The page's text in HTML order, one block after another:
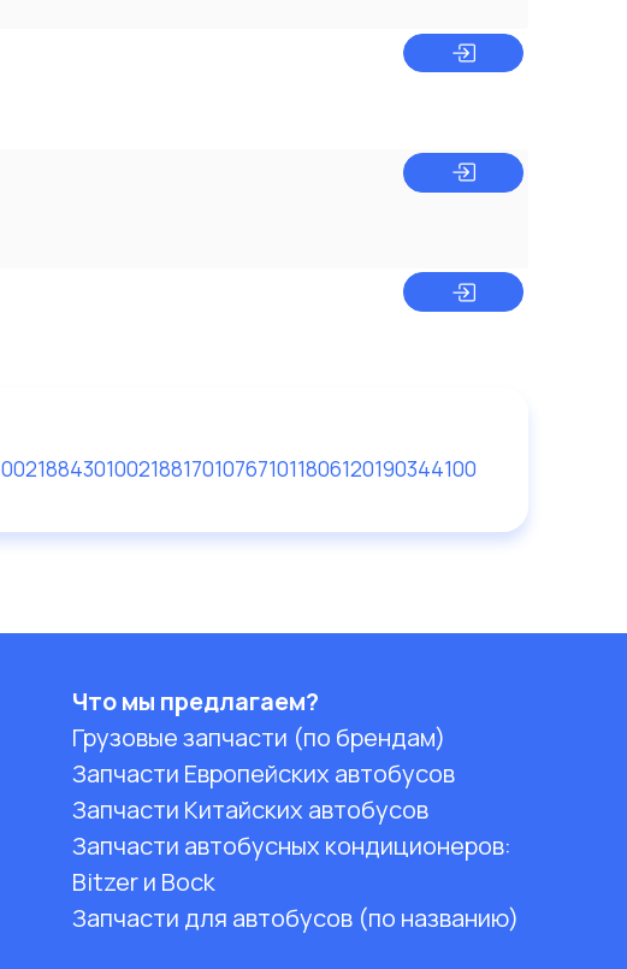
0021884301002188170107671011806120190344100
Что мы предлагаем?
Грузовые запчасти (по брендам)
Запчасти Европейских автобусов
Запчасти Китайских автобусов
Запчасти автобусных кондиционеров:
Bitzer и Bock
Запчасти для автобусов (по названию)